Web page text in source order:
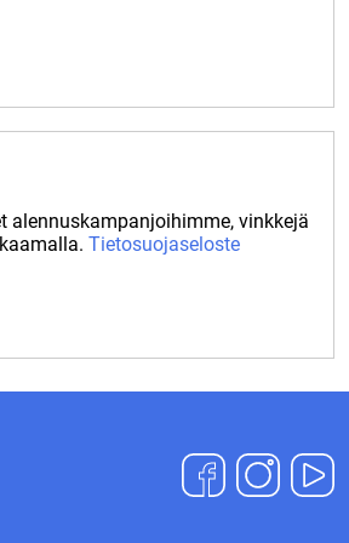
vinkkejä
Tietosuojaseloste